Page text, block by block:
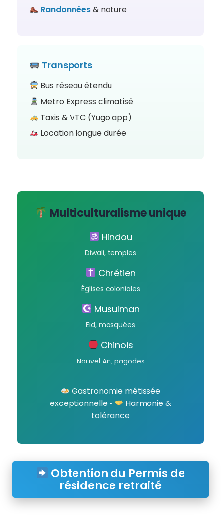
Randonnées& nature
Transports
Bus réseau étendu
Metro Express climatisé
Taxis & VTC (Yugo app)
Location longue durée
Multiculturalisme unique
Hindou
Diwali, temples
Chrétien
Églises coloniales
Musulman
Eid, mosquées
Chinois
Nouvel An, pagodes
Gastronomie métissée
exceptionnelle •
Harmonie &
tolérance
Obtention du Permis de
résidence retraité